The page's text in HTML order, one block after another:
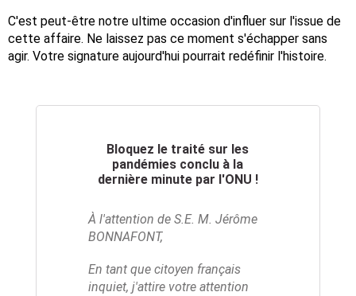
C'est peut-être notre ultime occasion d'influer sur l'issue de
cette affaire. Ne laissez pas ce moment s'échapper sans
agir. Votre signature aujourd'hui pourrait redéfinir l'histoire.
Bloquez le traité sur les
pandémies conclu à la
dernière minute par l'ONU !
À l'attention de S.E. M. Jérôme
BONNAFONT,
En tant que citoyen français
inquiet, j'attire votre attention